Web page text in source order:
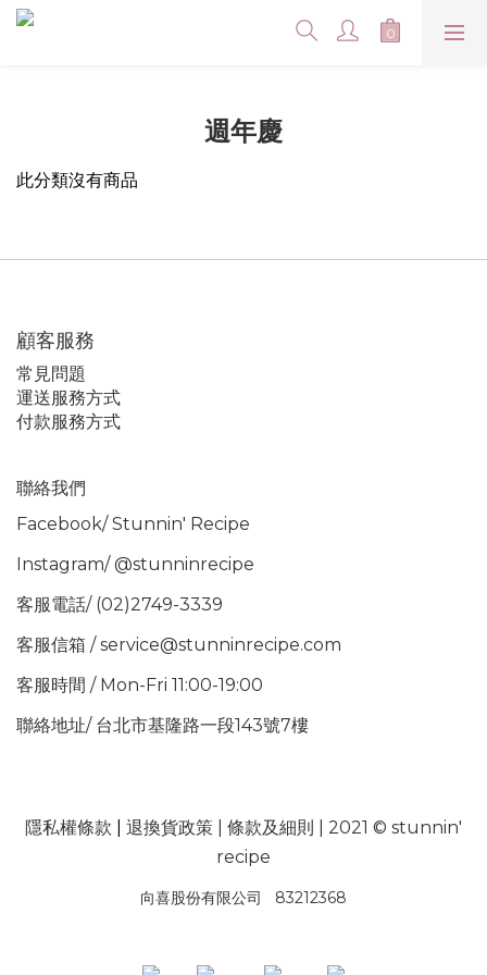
週年慶
此分類沒有商品
顧客服務
常見問題
運送服務方式
付款服務方式
聯絡我們
Facebook/Stunnin' Recipe
Instagram/@stunninrecipe
客服電話/ (02)2749-3339
客服信箱 / service@stunninrecipe.com
客服時間 / Mon-Fri 11:00-19:00
聯絡地址/ 台北市基隆路一段143號7樓
隱私權條款 退換貨政策 條款及細則 | 2021 © stunnin'
recipe
向喜股份有限公司 83212368